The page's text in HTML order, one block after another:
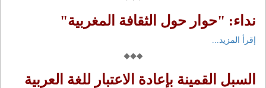
نداء: "حوار حول الثقافة المغربية"
إقرأ المزيد...
السبل القمينة بإعادة الاعتبار للغة العربية